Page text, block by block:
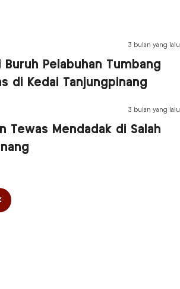
3 bulan yang lalu
Pelabuhan Tumbang
di Kedai Tanjungpinang
3 bulan yang lalu
Tewas Mendadak di Salah